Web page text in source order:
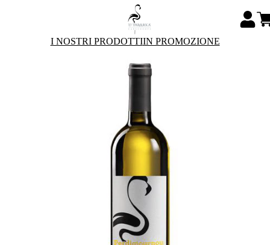
I NOSTRI PRODOTTIIN PROMOZIONE